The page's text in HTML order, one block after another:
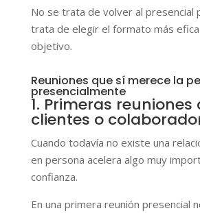
No se trata de volver al presencial
trata de elegir el formato más
objetivo.
Reuniones que sí merece la
presencialmente
1. Primeras reuniones
clientes o
Cuando todavía no existe una
en persona acelera algo muy
confianza.
En una primera reunión presencial